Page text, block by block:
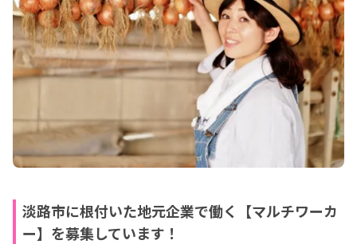
淡路市に根付いた地元企業で働く【マルチワーカ
ー】を募集しています！